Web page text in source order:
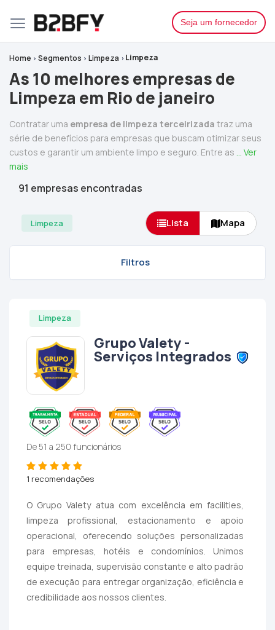
Seja um fornecedor
Home Segmentos Limpeza Limpeza
As 10 melhores empresas de
Limpeza em Rio de janeiro
Contratar uma empresa de limpeza terceirizada traz uma
série de benefícios para empresas que buscam otimizar seus
custos e garantir um ambiente limpo e seguro. Entre as ... Ver
mais
91 empresas encontradas
Limpeza Lista Mapa
Filtros
Limpeza
Grupo Valety -
Serviços Integrados
De 51 a 250 funcionários
1 recomendações
O Grupo Valety atua com excelência em facilities,
limpeza profissional, estacionamento e apoio
operacional, oferecendo soluções personalizadas
para empresas, hotéis e condomínios. Unimos
equipe treinada, supervisão constante e alto padrão
de execução para entregar organização, eficiência e
credibilidade aos nossos clientes.